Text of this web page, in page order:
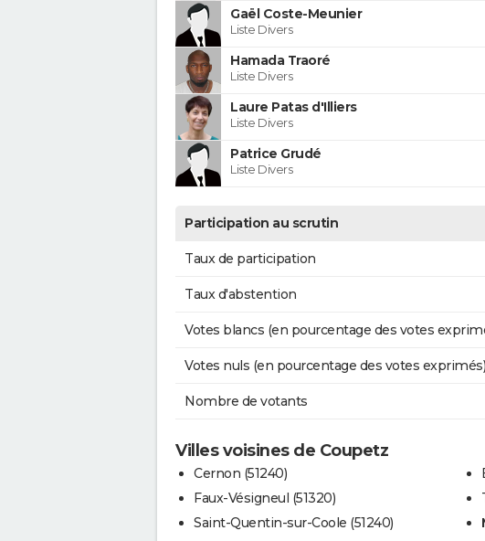
Gaël Coste-Meunier
Liste Divers
Hamada Traoré
Liste Divers
Laure Patas d'Illiers
Liste Divers
Patrice Grudé
Liste Divers
Participation au scrutin
Taux de participation
Taux d'abstention
Votes blancs (en pourcentage des votes
Votes nuls (en pourcentage des votes exprimés)
Nombre de votants
Villes voisines de Coupetz
Cernon (51240)
Faux-Vésigneul (51320)
Saint-Quentin-sur-Coole (51240)